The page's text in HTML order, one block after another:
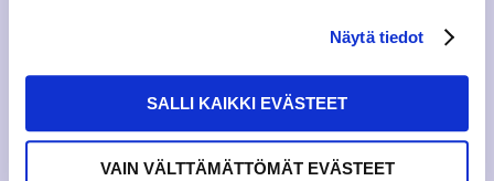
Näytä tiedot
SALLI KAIKKI EVÄSTEET
VAIN VÄLTTÄMÄTTÖMÄT EVÄSTEET
lisäpalveluna veloituksetta sähköistä Frank
opiskelijaetupalvelua eli ns. digitaalista opiskelijakorttia
JAMKOn oman fyysisen opiskelijakortin lisäksi.
Yhteistyökumppani Frank on tehnyt palveluihi...